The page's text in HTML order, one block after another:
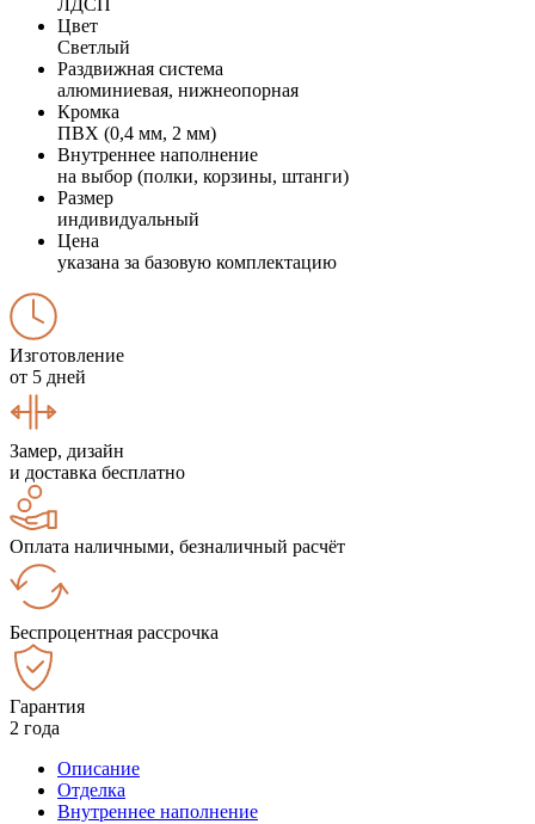
Цвет
Светлый
Раздвижная система
алюминиевая, нижнеопорная
Кромка
ПВХ (0,4 мм, 2 мм)
Внутреннее наполнение
на выбор (полки, корзины, штанги)
Размер
индивидуальный
Цена
указана за базовую комплектацию
Изготовление
от 5 дней
Замер, дизайн
и доставка бесплатно
Оплата наличными, безналичный расчёт
Беспроцентная рассрочка
Гарантия
2 года
Описание
Отделка
Внутреннее наполнение